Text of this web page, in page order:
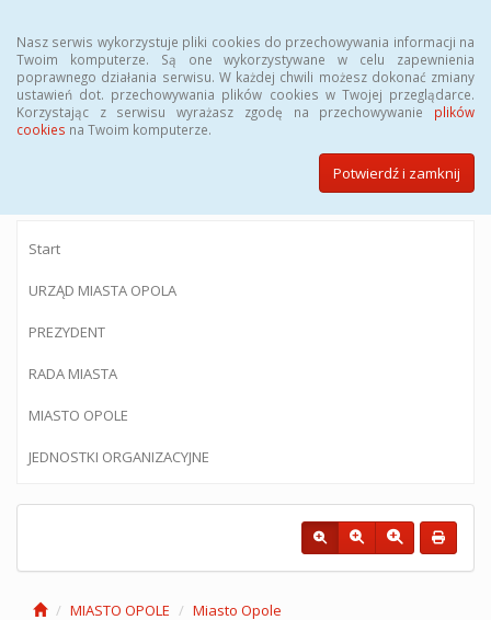
Nasz serwis wykorzystuje pliki cookies do przechowywania informacji na
Twoim komputerze. Są one wykorzystywane w celu zapewnienia
poprawnego działania serwisu. W każdej chwili możesz dokonać zmiany
ustawień dot. przechowywania plików cookies w Twojej przeglądarce.
Korzystając z serwisu wyrażasz zgodę na przechowywanie plików
cookies na Twoim komputerze.
Potwierdź i zamknij
BIULETYN INFORMACJI PUBLICZNEJ
Urzędu Miasta Opola
Start
URZĄD MIASTA OPOLA
PREZYDENT
RADA MIASTA
MIASTO OPOLE
JEDNOSTKI ORGANIZACYJNE
MIASTO OPOLE
Miasto Opole